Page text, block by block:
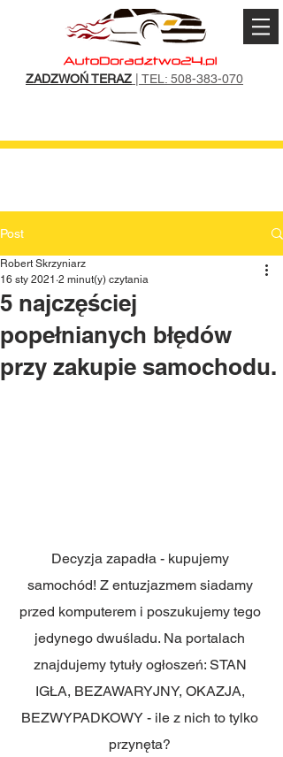
ZADZWOŃ TERAZ | TEL: 508-383-070
Post
5 najczęściej
popełnianych błędów
przy zakupie samochodu.
Robert Skrzyniarz
16 sty 2021 2 minut(y) czytania
Decyzja zapadła - kupujemy
samochód! Z entuzjazmem siadamy
przed komputerem i poszukujemy tego
jedynego dwuśladu. Na portalach
znajdujemy tytuły ogłoszeń: STAN
IGŁA, BEZAWARYJNY, OKAZJA,
BEZWYPADKOWY - ile z nich to tylko
przynęta?